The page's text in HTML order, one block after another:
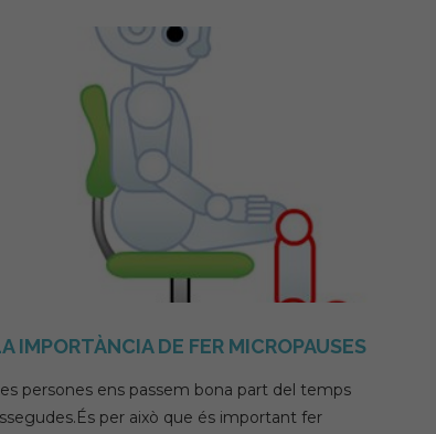
IMPORTÀNCIA DE FER MICROPAUSES
persones ens passem bona part del temps
per això que és important fer